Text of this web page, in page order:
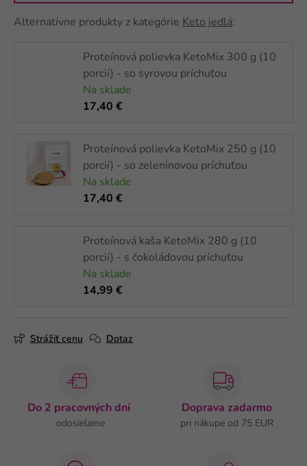
Alternatívne produkty z kategórie Keto jedlá:
Proteínová polievka KetoMix 300 g (10
porcií) - so syrovou príchuťou
Na sklade
17,40 €
Proteínová polievka KetoMix 250 g (10
porcií) - so zeleninovou príchuťou
Na sklade
17,40 €
Proteínová kaša KetoMix 280 g (10
porcií) - s čokoládovou príchuťou
Na sklade
14,99 €
Strážiť cenu Dotaz
Do 2 pracovných dní
odosielame
Doprava zadarmo
pri nákupe od 75 EUR